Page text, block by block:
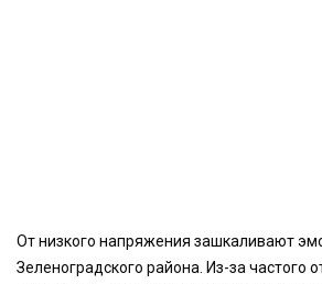
От низкого напряжения зашкаливают
Зеленоградского района. Из-за частого